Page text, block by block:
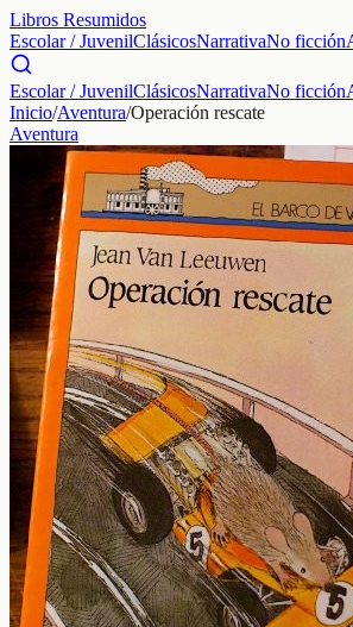
Libros Resumidos
Escolar / JuvenilClásicosNarrativaNo ficción
Escolar / JuvenilClásicosNarrativaNo ficción
Inicio/Aventura/Operación rescate
Aventura